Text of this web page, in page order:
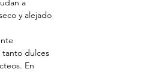
a
y alejado
tanto dulces
En